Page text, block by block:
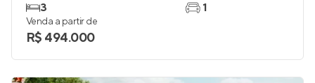
3
1
Venda a partir de
R$ 494.000